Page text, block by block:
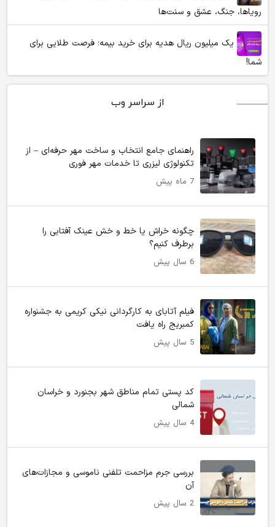
رویاها، جنگ، عشق و سنت‌ها
یک میلیون ریال هدیه برای خرید بیمه؛ فرصت طلایی برای
شما!
از سراسر وب
راهنمای جامع انتخاب و ساخت مهر حرفه‌ای – از
تکنولوژی لیزری تا خدمات مهر فوری
7 ماه پیش
چگونه خراش یا خط و خش عینک آفتابی را
برطرف کنیم؟
6 سال پیش
فیلم آتابای به کارگردانی نیکی کریمی به جشنواره
کمبریج راه یافت
5 سال پیش
کد پستی تمام مناطق شهر بجنورد و خراسان
شمالی
4 سال پیش
بررسی جرم مزاحمت تلفنی ناموسی و مجازات‌های
آن
2 سال پیش